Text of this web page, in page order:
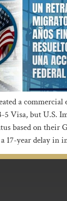
a
5 Visa, but U.S.
based on their
17-year delay